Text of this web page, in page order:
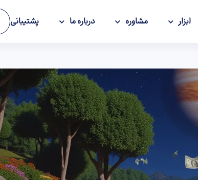
ابزار مشاوره درباره ما پشتیبانی